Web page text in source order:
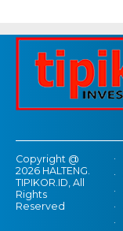
Copyright @
2026 HALTENG.
TIPIKOR.ID, All
Rights
Reserved